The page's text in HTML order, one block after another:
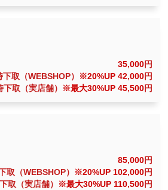
35,000円
取（WEBSHOP）
※20%UP 42,000円
取（実店舗）
※最大30%UP 45,500円
85,000円
取（WEBSHOP）
※20%UP 102,000円
取（実店舗）
※最大30%UP 110,500円